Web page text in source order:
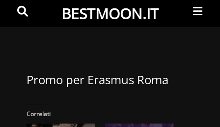
BESTMOON.IT
-
Menu
Promo per Erasmus Roma
Correlati